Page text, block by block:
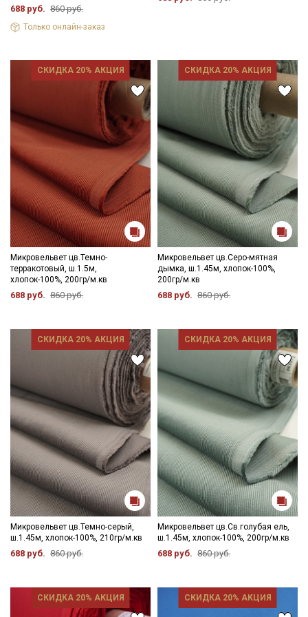
688 руб. 860 руб.
Только онлайн-заказ
СКИДКА 20% АКЦИЯ
Микровельвет цв.Темно-
терракотовый, ш.1.5м,
хлопок-100%, 200гр/м.кв
688 руб. 860 руб.
СКИДКА 20% АКЦИЯ
Микровельвет цв.Серо-мятная
дымка, ш.1.45м, хлопок-100%,
200гр/м.кв
688 руб. 860 руб.
СКИДКА 20% АКЦИЯ
Микровельвет цв.Темно-серый,
ш.1.45м, хлопок-100%, 210гр/м.кв
688 руб. 860 руб.
СКИДКА 20% АКЦИЯ
Микровельвет цв.Св.голубая ель,
ш.1.45м, хлопок-100%, 200гр/м.кв
688 руб. 860 руб.
СКИДКА 20% АКЦИЯ СКИДКА 20% АКЦИЯ
Секретная рассылка от Купава
Мы публикуем здесь дополнительные
категории тканей